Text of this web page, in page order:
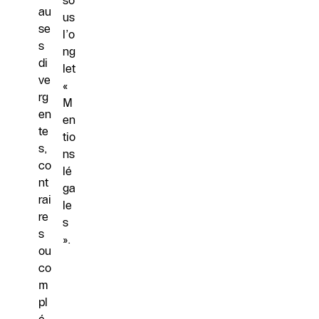
au
se
s
di
ve
rg
en
te
s,
co
nt
rai
re
s
ou
co
m
pl
us
l’o
ng
let
«
M
en
tio
ns
lé
ga
le
s
».